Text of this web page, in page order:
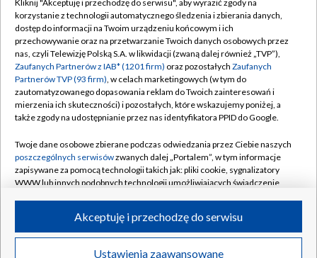
TVP
Abonament TVP
Emisja w TVP
Centrum informacji TVP
Naziemna Telewizja Cyfrowa
Rada Programowa
System NOS
Informacje o nadawcy
Program dla prasy
Regulamin TVP
Polityka prywatności
Moje zgody
Pomoc
Kontakt
Kanały
©2026 Telewizja Polska S.A. w likwidacji
Kliknij "Akceptuję i przechodzę do serwisu", aby wyrazić zgody na
korzystanie z technologii automatycznego śledzenia i zbierania danych,
dostęp do informacji na Twoim urządzeniu końcowym i ich
przechowywanie oraz na przetwarzanie Twoich danych osobowych przez
nas, czyli Telewizję Polską S.A. w likwidacji (zwaną dalej również „TVP”),
Zaufanych Partnerów z IAB* (1201 firm) oraz pozostałych Zaufanych
Partnerów TVP (93 firm), w celach marketingowych (w tym do
zautomatyzowanego dopasowania reklam do Twoich zainteresowań i
mierzenia ich skuteczności) i pozostałych, które wskazujemy poniżej, a
także zgody na udostępnianie przez nas identyfikatora PPID do Google.
Twoje dane osobowe zbierane podczas odwiedzania przez Ciebie naszych
poszczególnych serwisówzwanych dalej „Portalem”, w tym informacje
zapisywane za pomocą technologii takich jak: pliki cookie, sygnalizatory
WWW lub innych podobnych technologii umożliwiających świadczenie
ruchu w Internecie.
Twoje dane osobowe zbierane podczas odwiedzania przez Ciebie
Ustawienia zaawansowane
Akceptuję i przechodzę do serwisu